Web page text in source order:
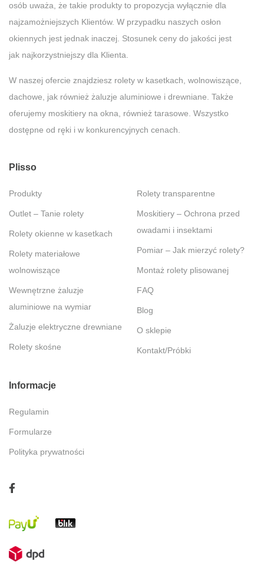
osób uważa, że takie produkty to propozycja wyłącznie dla
najzamożniejszych Klientów. W przypadku naszych osłon
okiennych jest jednak inaczej. Stosunek ceny do jakości jest
jak najkorzystniejszy dla Klienta.
W naszej ofercie znajdziesz rolety w kasetkach, wolnowiszące,
dachowe, jak również żaluzje aluminiowe i drewniane. Także
oferujemy moskitiery na okna, również tarasowe. Wszystko
dostępne od ręki i w konkurencyjnych cenach.
Plisso
Produkty
Outlet – Tanie rolety
Rolety okienne w kasetkach
Rolety materiałowe
wolnowiszące
Wewnętrzne żaluzje
aluminiowe na wymiar
Żaluzje elektryczne drewniane
Rolety skośne
Rolety transparentne
Moskitiery – Ochrona przed
owadami i insektami
Pomiar – Jak mierzyć rolety?
Montaż rolety plisowanej
FAQ
Blog
O sklepie
Kontakt/Próbki
Informacje
Regulamin
Formularze
Polityka prywatności